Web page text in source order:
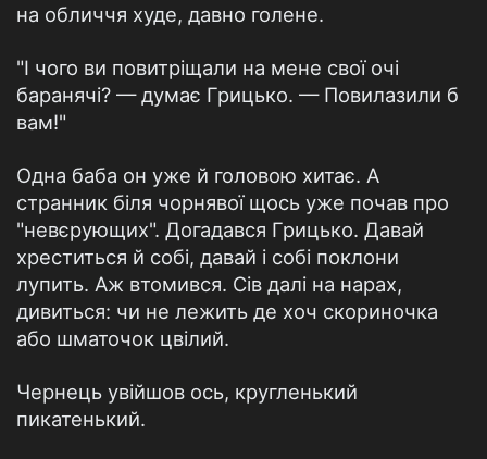
на обличчя худе, давно голене.
"І чого ви повитріщали на мене свої очі
баранячі? — думає Грицько. — Повилазили б
вам!"
Одна баба он уже й головою хитає. А
странник біля чорнявої щось уже почав про
"невєрующих". Догадався Грицько. Давай
хреститься й собі, давай і собі поклони
лупить. Аж втомився. Сів далі на нарах,
дивиться: чи не лежить де хоч скориночка
або шматочок цвілий.
Чернець увійшов ось, кругленький
пикатенький.